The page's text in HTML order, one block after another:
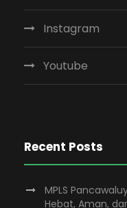
Instagram
Youtube
Recent Posts
MPLS
Hebat, Aman,